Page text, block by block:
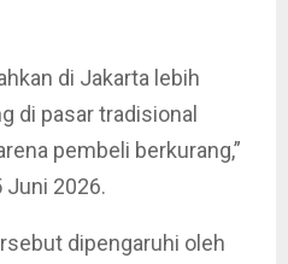
di Jakarta lebih
di pasar tradisional
pembeli berkurang,”
Juni 2026.
dipengaruhi oleh